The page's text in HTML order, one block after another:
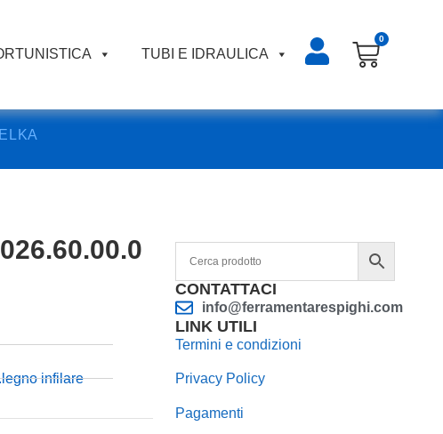
TUBI E IDRAULICA
0
infilare
CONTATTACI
info@ferramentarespighi.com
LINK UTILI
Termini e condizioni
Privacy Policy
Pagamenti